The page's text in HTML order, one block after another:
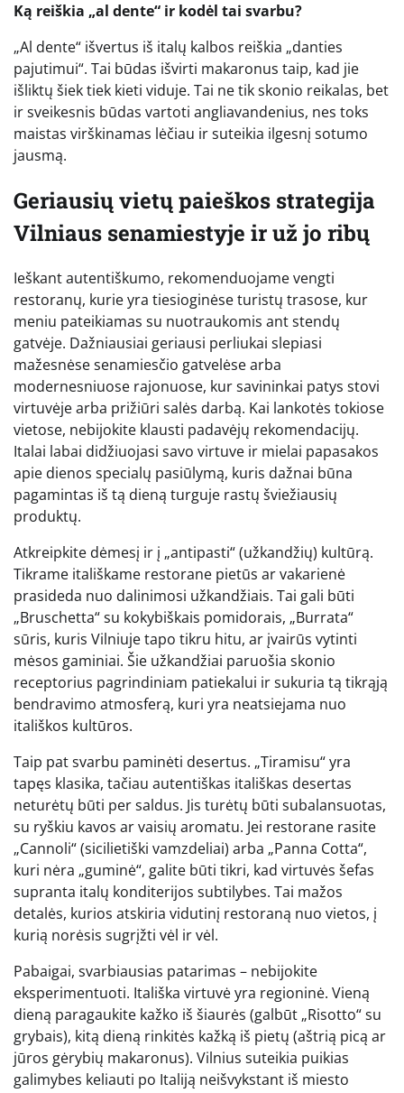
Ką reiškia „al dente“ ir kodėl tai svarbu?
„Al dente“ išvertus iš italų kalbos reiškia „danties
pajutimui“. Tai būdas išvirti makaronus taip, kad jie
išliktų šiek tiek kieti viduje. Tai ne tik skonio reikalas, bet
ir sveikesnis būdas vartoti angliavandenius, nes toks
maistas virškinamas lėčiau ir suteikia ilgesnį sotumo
jausmą.
Geriausių vietų paieškos strategija
Vilniaus senamiestyje ir už jo ribų
Ieškant autentiškumo, rekomenduojame vengti
restoranų, kurie yra tiesioginėse turistų trasose, kur
meniu pateikiamas su nuotraukomis ant stendų
gatvėje. Dažniausiai geriausi perliukai slepiasi
mažesnėse senamiesčio gatvelėse arba
modernesniuose rajonuose, kur savininkai patys stovi
virtuvėje arba prižiūri salės darbą. Kai lankotės tokiose
vietose, nebijokite klausti padavėjų rekomendacijų.
Italai labai didžiuojasi savo virtuve ir mielai papasakos
apie dienos specialų pasiūlymą, kuris dažnai būna
pagamintas iš tą dieną turguje rastų šviežiausių
produktų.
Atkreipkite dėmesį ir į „antipasti“ (užkandžių) kultūrą.
Tikrame itališkame restorane pietūs ar vakarienė
prasideda nuo dalinimosi užkandžiais. Tai gali būti
„Bruschetta“ su kokybiškais pomidorais, „Burrata“
sūris, kuris Vilniuje tapo tikru hitu, ar įvairūs vytinti
mėsos gaminiai. Šie užkandžiai paruošia skonio
receptorius pagrindiniam patiekalui ir sukuria tą tikrąją
bendravimo atmosferą, kuri yra neatsiejama nuo
itališkos kultūros.
Taip pat svarbu paminėti desertus. „Tiramisu“ yra
tapęs klasika, tačiau autentiškas itališkas desertas
neturėtų būti per saldus. Jis turėtų būti subalansuotas,
su ryškiu kavos ar vaisių aromatu. Jei restorane rasite
„Cannoli“ (sicilietiški vamzdeliai) arba „Panna Cotta“,
kuri nėra „guminė“, galite būti tikri, kad virtuvės šefas
supranta italų konditerijos subtilybes. Tai mažos
detalės, kurios atskiria vidutinį restoraną nuo vietos, į
kurią norėsis sugrįžti vėl ir vėl.
Pabaigai, svarbiausias patarimas – nebijokite
eksperimentuoti. Itališka virtuvė yra regioninė. Vieną
dieną paragaukite kažko iš šiaurės (galbūt „Risotto“ su
grybais), kitą dieną rinkitės kažką iš pietų (aštrią picą ar
jūros gėrybių makaronus). Vilnius suteikia puikias
galimybes keliauti po Italiją neišvykstant iš miesto